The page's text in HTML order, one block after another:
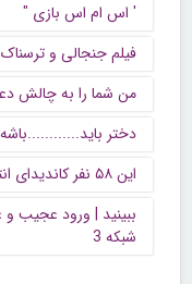
' اس ام اس بازی "
فیلم جنجالی و ترسناک
من شما را به چالش
دختر باید............باشه
این ۵۸ نفر کاندیدای انتخابات ۱۴۰۰ هستند +اسامی
ببینید | ورود عجیب و
شبکه 3